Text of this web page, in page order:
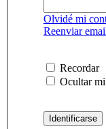
Olvidé mi
Reenviar
Recordar
Ocultar mi